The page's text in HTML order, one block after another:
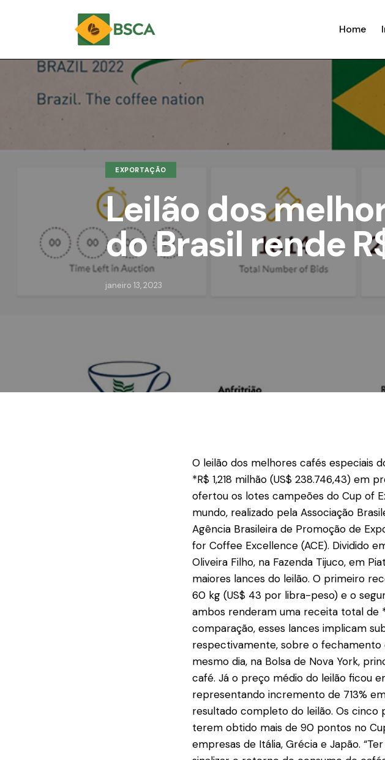
Home
EXPORTAÇÃO
Leilão dos
do Brasil rende
janeiro 13, 2023
O leilão dos melhores cafés especiais
*R$ 1,218 milhão (US$ 238.746,43) em
ofertou os lotes campeões do Cup of
mundo, realizado pela Associação
Agência Brasileira de Promoção de
for Coffee Excellence (ACE). Dividido
Oliveira Filho, na Fazenda Tijuco, em
maiores lances do leilão. O primeiro
60 kg (US$ 43 por libra-peso) e o
ambos renderam uma receita total de
comparação, esses lances implicam
respectivamente, sobre o fechamento
mesmo dia, na Bolsa de Nova York,
café. Já o preço médio do leilão ficou
representando incremento de 713%
resultado completo do leilão. Os cinco
terem obtido mais de 90 pontos no
empresas de Itália, Grécia e Japão.